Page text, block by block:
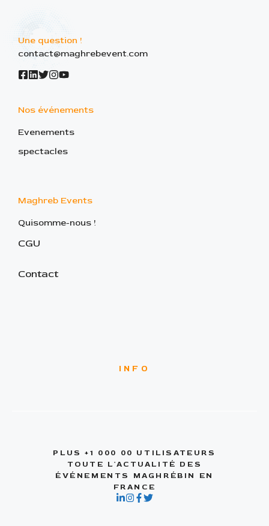
Une question !
contact@maghrebevent.com
Nos événements
Evenements
spectacles
Maghreb Events
Quisomme-nous !
CGU
Contact
INFO
PLUS +1 000 00 UTILISATEURS
TOUTE L'ACTUALITÉ DES
ÉVÉNEMENTS MAGHRÉBIN EN
FRANCE